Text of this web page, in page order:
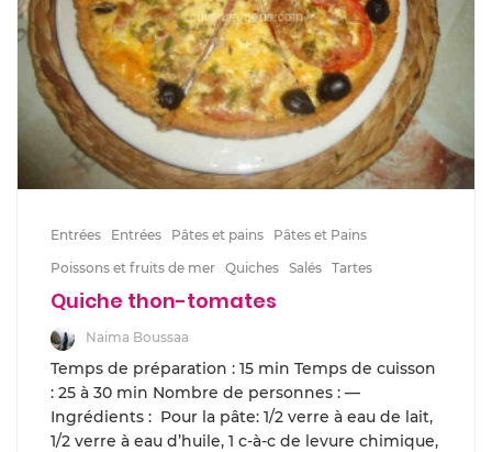
Entrées Entrées Pâtes et pains
Pâtes et Pains
Poissons et fruits de mer Quiches Salés Tartes
Quiche thon-tomates
Naima Boussaa
Temps de préparation : 15 min Temps de cuisson
: 25 à 30 min Nombre de personnes : —
Ingrédients : Pour la pâte: 1/2 verre à eau de lait,
1/2 verre à eau d’huile, 1 c-à-c de levure chimique,